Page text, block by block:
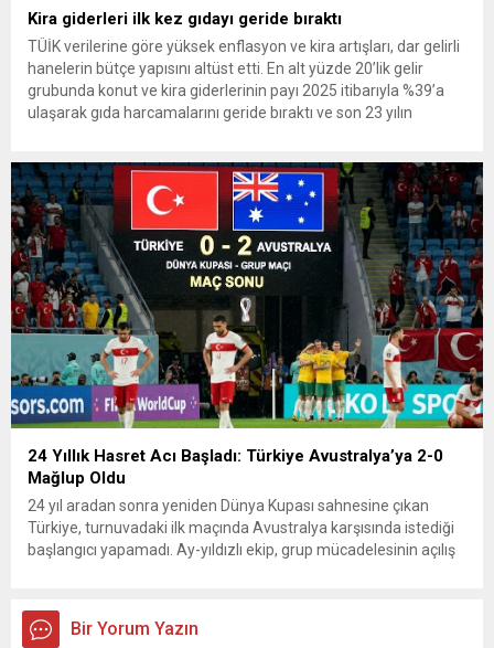
Kira giderleri ilk kez gıdayı geride bıraktı
TÜİK verilerine göre yüksek enflasyon ve kira artışları, dar gelirli
hanelerin bütçe yapısını altüst etti. En alt yüzde 20’lik gelir
grubunda konut ve kira giderlerinin payı 2025 itibarıyla %39’a
ulaşarak gıda harcamalarını geride bıraktı ve son 23 yılın
24 Yıllık Hasret Acı Başladı: Türkiye Avustralya’ya 2-0
Mağlup Oldu
24 yıl aradan sonra yeniden Dünya Kupası sahnesine çıkan
Türkiye, turnuvadaki ilk maçında Avustralya karşısında istediği
başlangıcı yapamadı. Ay-yıldızlı ekip, grup mücadelesinin açılış
itibaren iki takım da kontrollü bir oyun sergilerken, Avustralya
özellikle hızlı hücumlarla etkili olmaya...
Bir Yorum Yazın